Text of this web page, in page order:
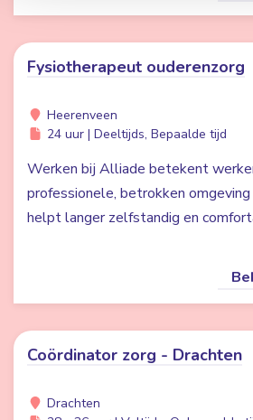
Fysiotherapeut ouderenzorg
Heerenveen
24 uur | Deeltijds, Bepaalde tijd
Werken bij Alliade betekent
professionele, betrokken omgeving
helpt langer zelfstandig en
Coördinator zorg - Drachten
Drachten